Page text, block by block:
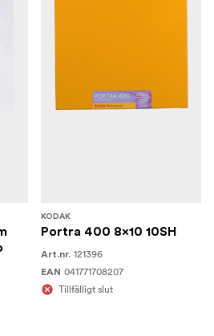
KODAK
Portra 400 8x10 10SH
Art.nr. 121396
EAN 041771708207
Tillfälligt slut